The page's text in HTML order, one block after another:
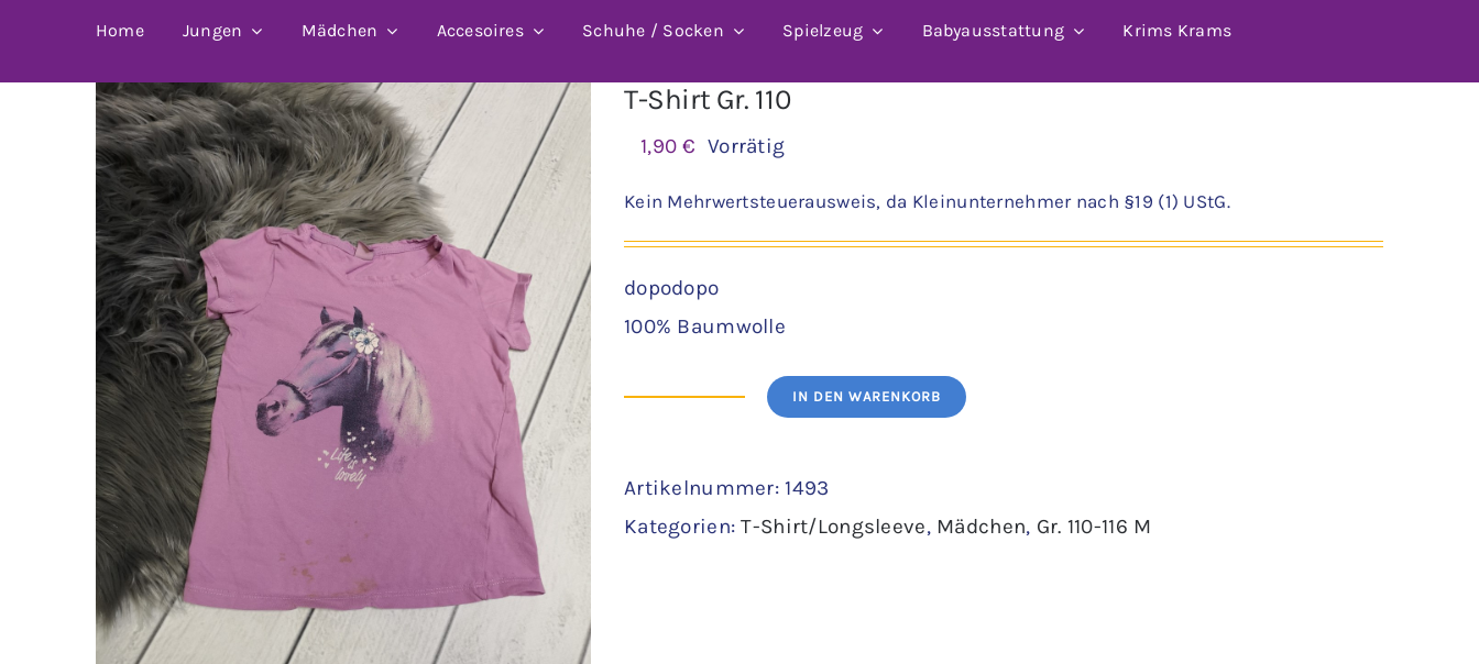
Home Jungen Mädchen Accesoires Schuhe / Socken Spielzeug Babyausstattung Krims Krams
T-Shirt Gr. 110
1,90€ Vorrätig
Kein Mehrwertsteuerausweis, da Kleinunternehmer nach §19 (1) UStG.
dopodopo
100% Baumwolle
Gr.
110
IN DEN WARENKORB
Artikelnummer: 1493
Kategorien:T-Shirt/Longsleeve, Mädchen, Gr. 110-116 M